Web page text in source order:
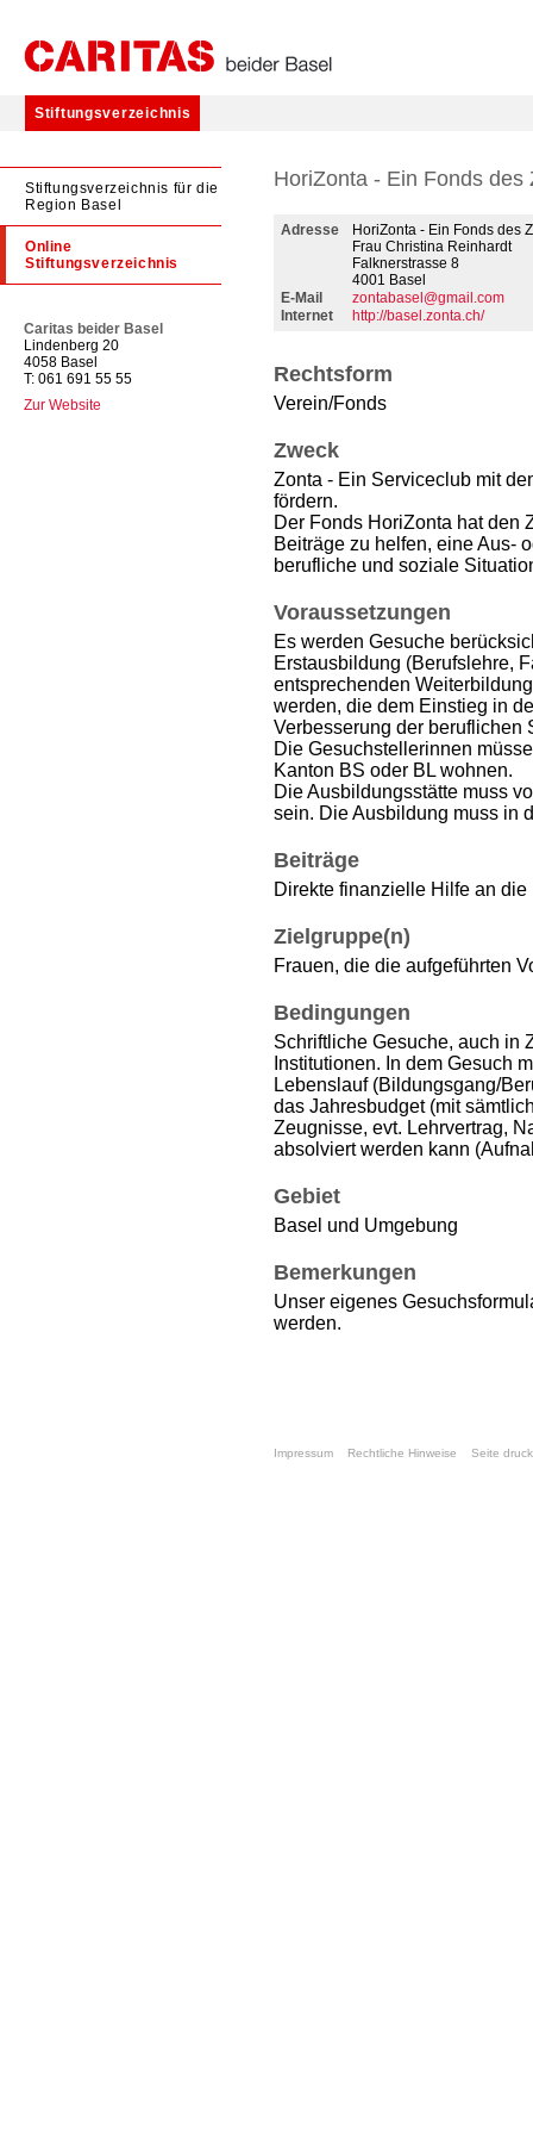
Stiftungsverzeichnis
Stiftungsverzeichnis für die
Region Basel
Online
Stiftungsverzeichnis
Caritas beider Basel
Lindenberg 20
4058 Basel
T: 061 691 55 55
Zur Website
HoriZonta - Ein Fonds des
Adresse
HoriZonta - Ein Fonds des
Frau Christina Reinhardt
Falknerstrasse 8
4001 Basel
E-Mail
zontabasel@gmail.com
Internet
http://basel.zonta.ch/
Rechtsform
Verein/Fonds
Zweck
Zonta - Ein Serviceclub mit
fördern.
Der Fonds HoriZonta hat den
Beiträge zu helfen, eine Aus-
berufliche und soziale
Voraussetzungen
Es werden Gesuche
Erstausbildung (Berufslehre,
entsprechenden
werden, die dem Einstieg in
Verbesserung der beruflichen
Die Gesuchstellerinnen
Kanton BS oder BL wohnen.
Die Ausbildungsstätte muss
sein. Die Ausbildung muss in
Beiträge
Direkte finanzielle Hilfe an die
Zielgruppe(n)
Frauen, die die aufgeführten
Bedingungen
Schriftliche Gesuche, auch in
Institutionen. In dem Gesuch
Lebenslauf (Bildungsgang/
das Jahresbudget (mit
Zeugnisse, evt. Lehrvertrag,
absolviert werden kann
Gebiet
Basel und Umgebung
Bemerkungen
Unser eigenes
werden.
Impressum Rechtliche Hinweise Seite